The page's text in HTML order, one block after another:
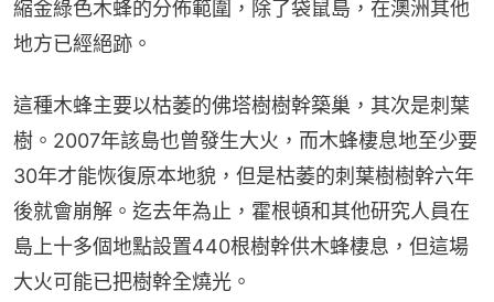
縮金綠色木蜂的分佈範圍，除了袋鼠島，在澳洲其他
地方已經絕跡。
這種木蜂主要以枯萎的佛塔樹樹幹築巢，其次是刺葉
樹。2007年該島也曾發生大火，而木蜂棲息地至少要
30年才能恢復原本地貌，但是枯萎的刺葉樹樹幹六年
後就會崩解。迄去年為止，霍根頓和其他研究人員在
島上十多個地點設置440根樹幹供木蜂棲息，但這場
大火可能已把樹幹全燒光。